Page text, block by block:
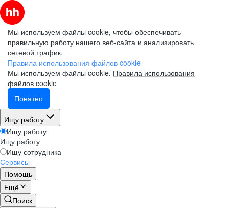
Мы используем файлы cookie, чтобы обеспечивать
правильную работу нашего веб-сайта и анализировать
сетевой трафик.
Правила использования файлов cookie
Мы используем файлы cookie. Правила использования
файлов cookie
Понятно
Ищу работу
Ищу работу
Ищу работу
Ищу сотрудника
Сервисы
Помощь
Ещё
Поиск